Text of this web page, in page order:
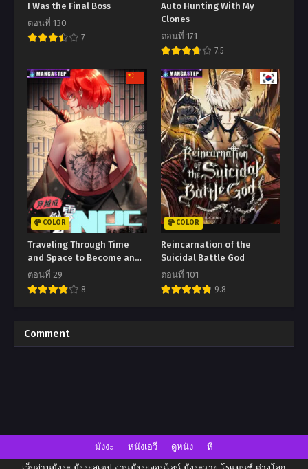
I Was the Final Boss
ตอนที่ 130
7
Auto Hunting With My
Clones
ตอนที่ 171
7.5
COLOR
Traveling Through Time
and Space to Become an
Unlucky NPC I Have a Wife
to Protect Me
ตอนที่ 29
8
COLOR
Reincarnation of the
Suicidal Battle God
ตอนที่ 101
9.8
Comment
มังงะ หนังเอวี ดูหนัง หี